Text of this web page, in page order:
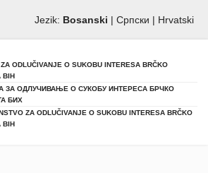
Jezik: Bosanski | Српски | Hrvatski
ODLUČIVANJE O SUKOBU INTERESA BRČKO
BIH
ЗА ОДЛУЧИВАЊЕ О СУКОБУ ИНТЕРЕСА БРЧКО
БИХ
ZA ODLUČIVANJE O SUKOBU INTERESA BRČKO
BIH